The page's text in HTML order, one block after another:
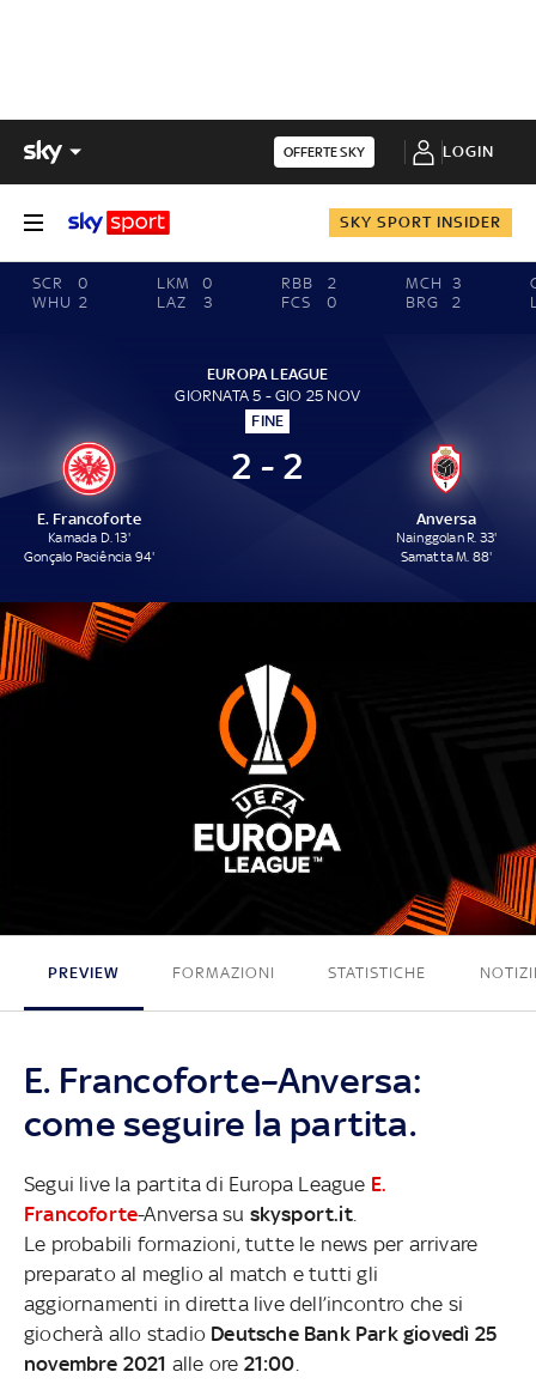
OFFERTE SKY LOGIN
SKY SPORT INSIDER
SCR
0
WHU 2
LKM
0
LAZ
3
RBB
2
FCS
0
MCH
3
BRG
2
EUROPA LEAGUE
GIORNATA 5 - GIO 25 NOV
FINE
E. Francoforte
Kamada D. 13'
Gonçalo Paciência 94'
2 - 2
Anversa
Nainggolan R. 33'
Samatta M. 88'
PREVIEW FORMAZIONI STATISTICHE
E. Francoforte–Anversa:
come seguire la partita.
Segui live la partita di Europa League E.
Francoforte-Anversa su skysport.it.
Le probabili formazioni, tutte le news per arrivare
preparato al meglio al match e tutti gli
aggiornamenti in diretta live dell’incontro che si
giocherà allo stadio Deutsche Bank Park giovedì 25
novembre 2021 alle ore 21:00